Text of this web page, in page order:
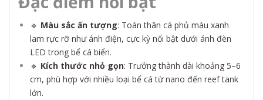
🔹 Màu sắc ấn tượng: Toàn thân cá phủ màu xanh
lam rực rỡ như ánh điện, cực kỳ nổi bật dưới ánh đèn
LED trong bể cá biển.
🔹 Kích thước nhỏ gọn: Trưởng thành dài khoảng 5–6
cm, phù hợp với nhiều loại bể cá từ nano đến reef tank
lớn.